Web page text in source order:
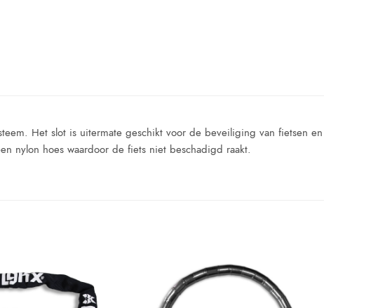
Het slot is uitermate geschikt voor de beveiliging van fietsen en
nylon hoes waardoor de fiets niet beschadigd raakt.